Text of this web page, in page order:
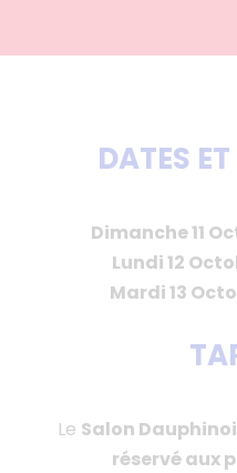
DATES
Dimanche 11
Lundi 12
Mardi 13
Le Salon
réservé aux